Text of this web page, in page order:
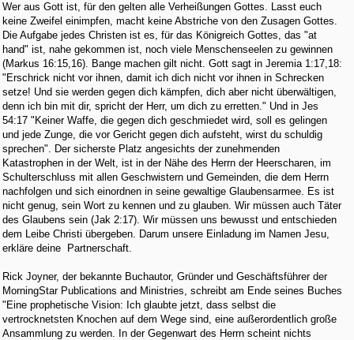
Wer aus Gott ist, für den gelten alle Verheißungen Gottes. Lasst euch
keine Zweifel einimpfen, macht keine Abstriche von den Zusagen Gottes.
Die Aufgabe jedes Christen ist es, für das Königreich Gottes, das "at
hand" ist, nahe gekommen ist, noch viele Menschenseelen zu gewinnen
(Markus 16:15,16). Bange machen gilt nicht. Gott sagt in Jeremia 1:17,18:
"Erschrick nicht vor ihnen, damit ich dich nicht vor ihnen in Schrecken
setze! Und sie werden gegen dich kämpfen, dich aber nicht überwältigen,
denn ich bin mit dir, spricht der Herr, um dich zu erretten." Und in Jes
54:17 "Keiner Waffe, die gegen dich geschmiedet wird, soll es gelingen
und jede Zunge, die vor Gericht gegen dich aufsteht, wirst du schuldig
sprechen". Der sicherste Platz angesichts der zunehmenden
Katastrophen in der Welt, ist in der Nähe des Herrn der Heerscharen, im
Schulterschluss mit allen Geschwistern und Gemeinden, die dem Herrn
nachfolgen und sich einordnen in seine gewaltige Glaubensarmee. Es ist
nicht genug, sein Wort zu kennen und zu glauben. Wir müssen auch Täter
des Glaubens sein (Jak 2:17). Wir müssen uns bewusst und entschieden
dem Leibe Christi übergeben. Darum unsere Einladung im Namen Jesu,
erkläre deine Partnerschaft.
Rick Joyner, der bekannte Buchautor, Gründer und Geschäftsführer der
MorningStar Publications and Ministries, schreibt am Ende seines Buches
"Eine prophetische Vision: Ich glaubte jetzt, dass selbst die
vertrocknetsten Knochen auf dem Wege sind, eine außerordentlich große
Ansammlung zu werden. In der Gegenwart des Herrn scheint nichts